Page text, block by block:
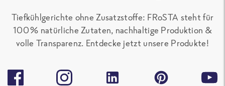
Tiefkühlgerichte ohne Zusatzstoffe: FRoSTA steht für
100 % natürliche Zutaten, nachhaltige Produktion &
volle Transparenz. Entdecke jetzt unsere Produkte!